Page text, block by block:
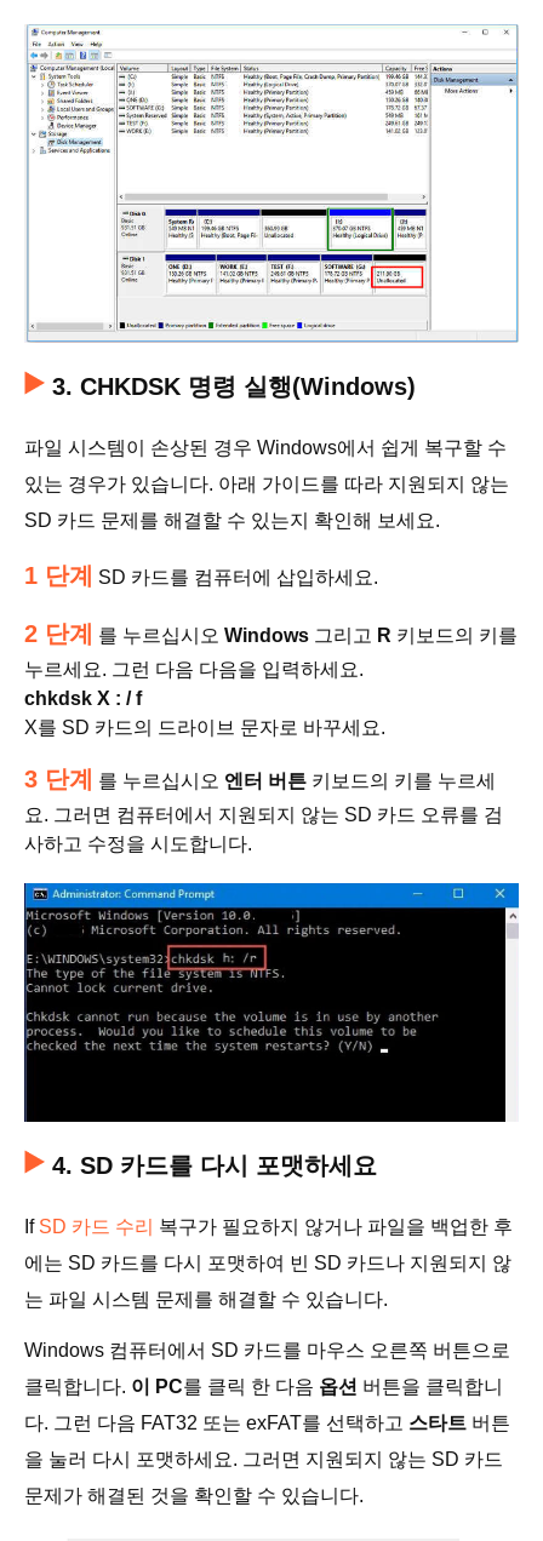
3. CHKDSK 명령 실행(Windows)
파일 시스템이 손상된 경우 Windows에서 쉽게 복구할 수
있는 경우가 있습니다. 아래 가이드를 따라 지원되지 않는
SD 카드 문제를 해결할 수 있는지 확인해 보세요.
1 단계 SD 카드를 컴퓨터에 삽입하세요.
2 단계 를 누르십시오 Windows 그리고 R 키보드의 키를
누르세요. 그런 다음 다음을 입력하세요.
chkdsk X : / f
X를 SD 카드의 드라이브 문자로 바꾸세요.
3 단계 를 누르십시오 엔터 버튼 키보드의 키를 누르세
요. 그러면 컴퓨터에서 지원되지 않는 SD 카드 오류를 검
사하고 수정을 시도합니다.
4. SD 카드를 다시 포맷하세요
If SD 카드 수리 복구가 필요하지 않거나 파일을 백업한 후
에는 SD 카드를 다시 포맷하여 빈 SD 카드나 지원되지 않
는 파일 시스템 문제를 해결할 수 있습니다.
Windows 컴퓨터에서 SD 카드를 마우스 오른쪽 버튼으로
클릭합니다. 이 PC를 클릭 한 다음 옵션 버튼을 클릭합니
다. 그런 다음 FAT32 또는 exFAT를 선택하고 스타트 버튼
을 눌러 다시 포맷하세요. 그러면 지원되지 않는 SD 카드
문제가 해결된 것을 확인할 수 있습니다.